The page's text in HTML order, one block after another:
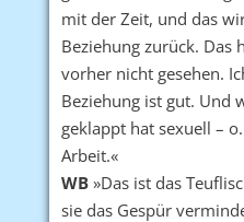
mit der Zeit, und das
Beziehung zurück. Das
vorher nicht gesehen.
Beziehung ist gut. Und
geklappt hat sexuell –
Arbeit.«
WB»Das ist das
sie das Gespür